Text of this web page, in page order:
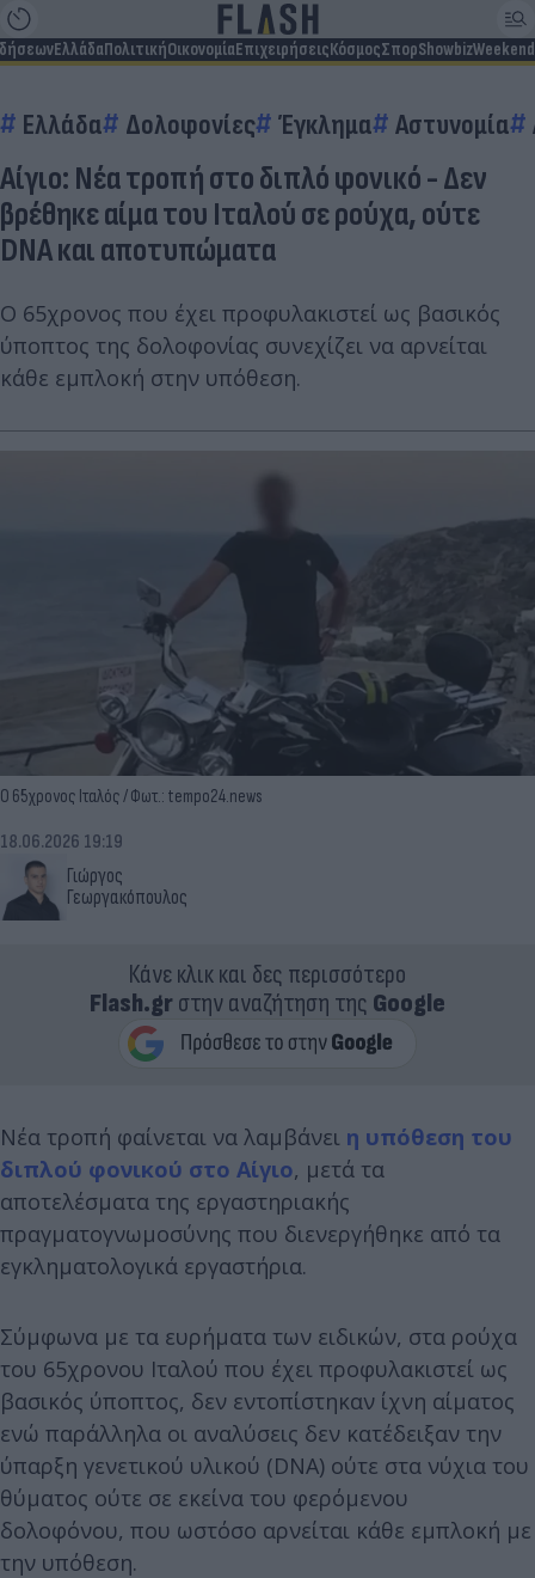
ΕλλάδαΠολιτικήΟικονομίαΕπιχειρήσειςΚόσμοςΣπορShowbizWeekend
Ελλάδα Δολοφονίες Έγκλημα Αστυνομία
Αίγιο: Νέα τροπή στο διπλό φονικό - Δεν
βρέθηκε αίμα του Ιταλού σε ρούχα, ούτε
DNA και αποτυπώματα
Ο 65χρονος που έχει προφυλακιστεί ως βασικός
ύποπτος της δολοφονίας συνεχίζει να αρνείται
κάθε εμπλοκή στην υπόθεση.
O 65χρονος Ιταλός / Φωτ.: tempo24.news
Γιώργος
Γεωργακόπουλος
18.06.2026 19:19
Κάνε κλικ και δες περισσότερο
Flash.grστην αναζήτηση της Google
Νέα τροπή φαίνεται να λαμβάνει η υπόθεση του
διπλού φονικού στο Αίγιο, μετά τα
αποτελέσματα της εργαστηριακής
πραγματογνωμοσύνης που διενεργήθηκε από τα
εγκληματολογικά εργαστήρια.
Σύμφωνα με τα ευρήματα των ειδικών, στα ρούχα
του 65χρονου Ιταλού που έχει προφυλακιστεί ως
βασικός ύποπτος, δεν εντοπίστηκαν ίχνη αίματος
ενώ παράλληλα οι αναλύσεις δεν κατέδειξαν την
ύπαρξη γενετικού υλικού (DNA) ούτε στα νύχια του
θύματος ούτε σε εκείνα του φερόμενου
δολοφόνου, που ωστόσο αρνείται κάθε εμπλοκή με
την υπόθεση.